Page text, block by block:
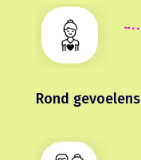
Rond gevoelens